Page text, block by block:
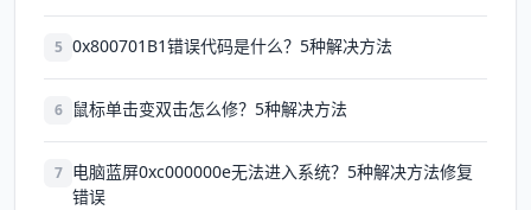
5 0x800701B1错误代码是什么？5种解决方法
6 鼠标单击变双击怎么修？5种解决方法
7 电脑蓝屏0xc000000e无法进入系统？5种解决方法修复
错误